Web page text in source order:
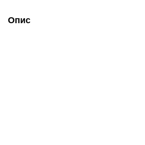
Опис